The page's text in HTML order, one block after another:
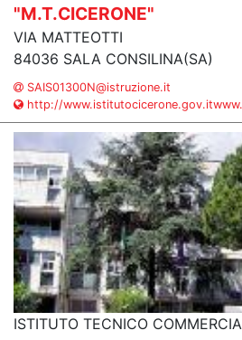
"M.T.CICERONE"
VIA MATTEOTTI
84036 SALA CONSILINA(SA)
SAIS01300N@istruzione.it
http://
ISTITUTO TECNICO